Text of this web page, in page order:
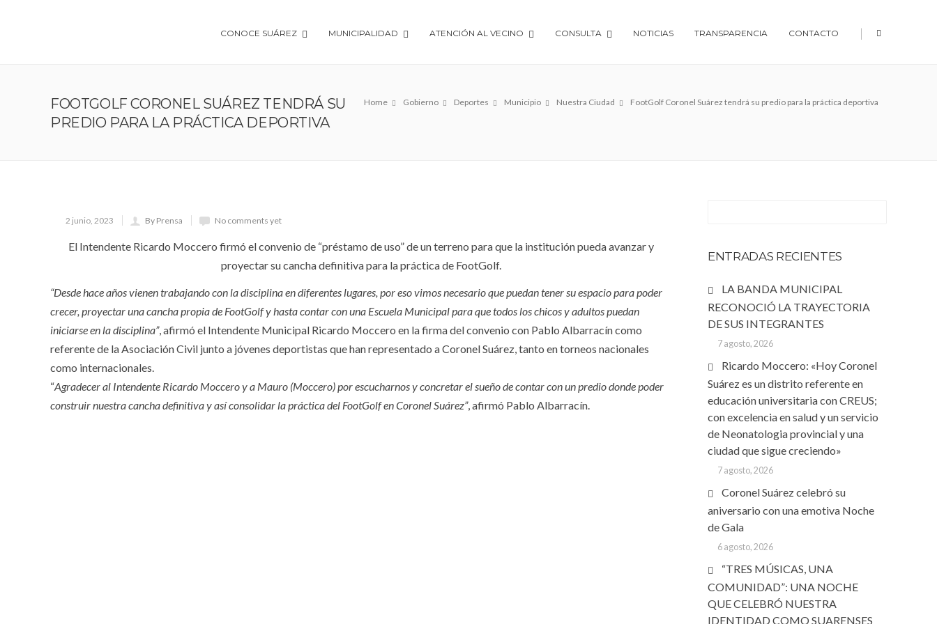
CONOCE SUÁREZ MUNICIPALIDAD ATENCIÓN AL VECINO CONSULTA NOTICIAS TRANSPARENCIA CONTACTO |
Home Gobierno Deportes Municipio Nuestra Ciudad FootGolf Coronel Suárez tendrá su predio para la práctica deportiva
FOOTGOLF CORONEL SUÁREZ TENDRÁ SU
PREDIO PARA LA PRÁCTICA DEPORTIVA
2 junio, 2023 By Prensa No comments yet
El Intendente Ricardo Moccero firmó el convenio de “préstamo de uso” de un terreno para que la institución pueda avanzar y
proyectar su cancha definitiva para la práctica de FootGolf.
“Desde hace años vienen trabajando con la disciplina en diferentes lugares, por eso vimos necesario que puedan tener su espacio para poder
crecer, proyectar una cancha propia de FootGolf y hasta contar con una Escuela Municipal para que todos los chicos y adultos puedan
iniciarse en la disciplina”, afirmó el Intendente Municipal Ricardo Moccero en la firma del convenio con Pablo Albarracín como
referente de la Asociación Civil junto a jóvenes deportistas que han representado a Coronel Suárez, tanto en torneos nacionales
como internacionales.
“Agradecer al Intendente Ricardo Moccero y a Mauro (Moccero) por escucharnos y concretar el sueño de contar con un predio donde poder
construir nuestra cancha definitiva y así consolidar la práctica del FootGolf en Coronel Suárez”, afirmó Pablo Albarracín.
ENTRADAS RECIENTES
LA BANDA MUNICIPAL
RECONOCIÓ LA TRAYECTORIA
DE SUS INTEGRANTES
7 agosto, 2026
Ricardo Moccero: «Hoy Coronel
Suárez es un distrito referente en
educación universitaria con CREUS;
con excelencia en salud y un servicio
de Neonatologia provincial y una
ciudad que sigue creciendo»
7 agosto, 2026
Coronel Suárez celebró su
aniversario con una emotiva Noche
de Gala
6 agosto, 2026
“TRES MÚSICAS, UNA
COMUNIDAD”: UNA NOCHE
QUE CELEBRÓ NUESTRA
IDENTIDAD COMO SUARENSES